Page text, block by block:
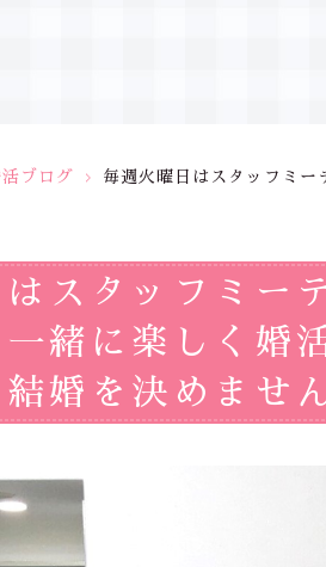
ブログ > 毎週火曜日はスタッフミー
スタッフミー
緒に楽しく婚
結婚を決めま